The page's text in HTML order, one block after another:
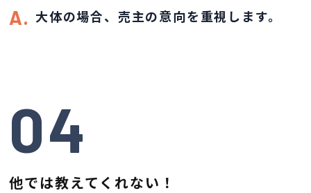
A. 大体の場合、売主の意向を重視します。
04
他では教えてくれない！